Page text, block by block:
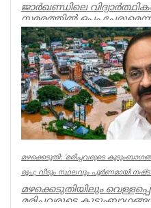
ജാർഖണ്ഡിലെ
സമരത്തിൽ ഒപ്പം
സ്ഥാപകൻ അഭിജിത്ത്
ജനങ്ങൾക...
Latest News
മഴക്കെടുതി: ‘മരിച്ചവരുടെ
രൂപ; വീടും സ്ഥലവും പൂർണമായി
മഴക്കെടുതിയിലും
മരിച്ചവരുടെ